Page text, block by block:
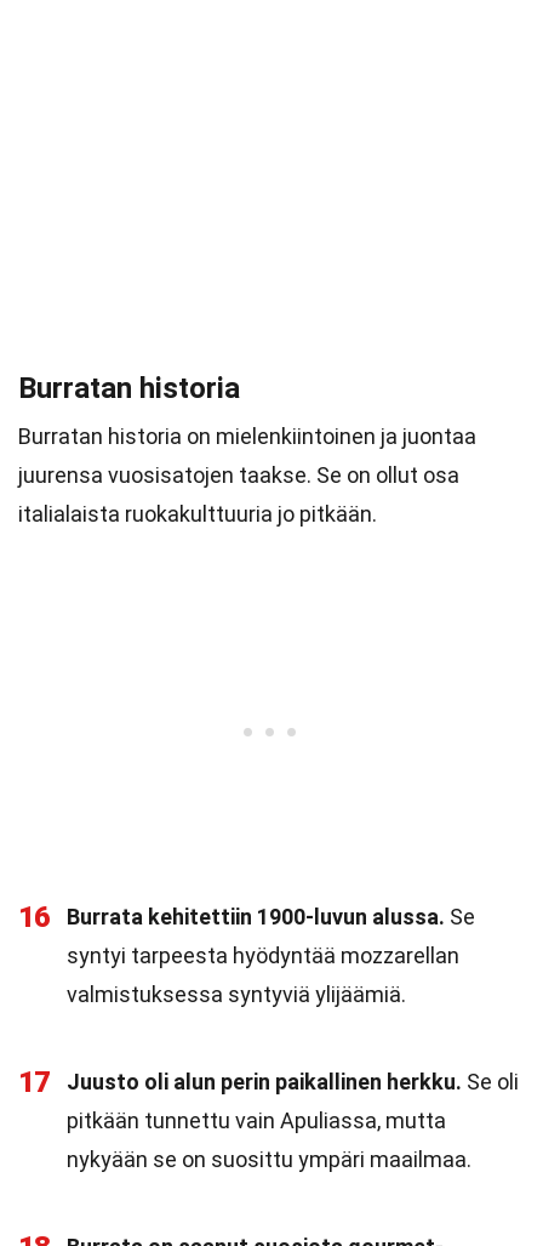
Burratan historia
Burratan historia on mielenkiintoinen ja juontaa
juurensa vuosisatojen taakse. Se on ollut osa
italialaista ruokakulttuuria jo pitkään.
16 Burrata kehitettiin 1900-luvun alussa. Se
syntyi tarpeesta hyödyntää mozzarellan
valmistuksessa syntyviä ylijäämiä.
17 Juusto oli alun perin paikallinen herkku. Se oli
pitkään tunnettu vain Apuliassa, mutta
nykyään se on suosittu ympäri maailmaa.